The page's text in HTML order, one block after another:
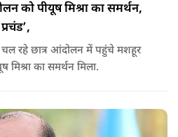
को पीयूष मिश्रा का समर्थन,
रहे छात्र आंदोलन में पहुंचे मशहूर
का समर्थन मिला.